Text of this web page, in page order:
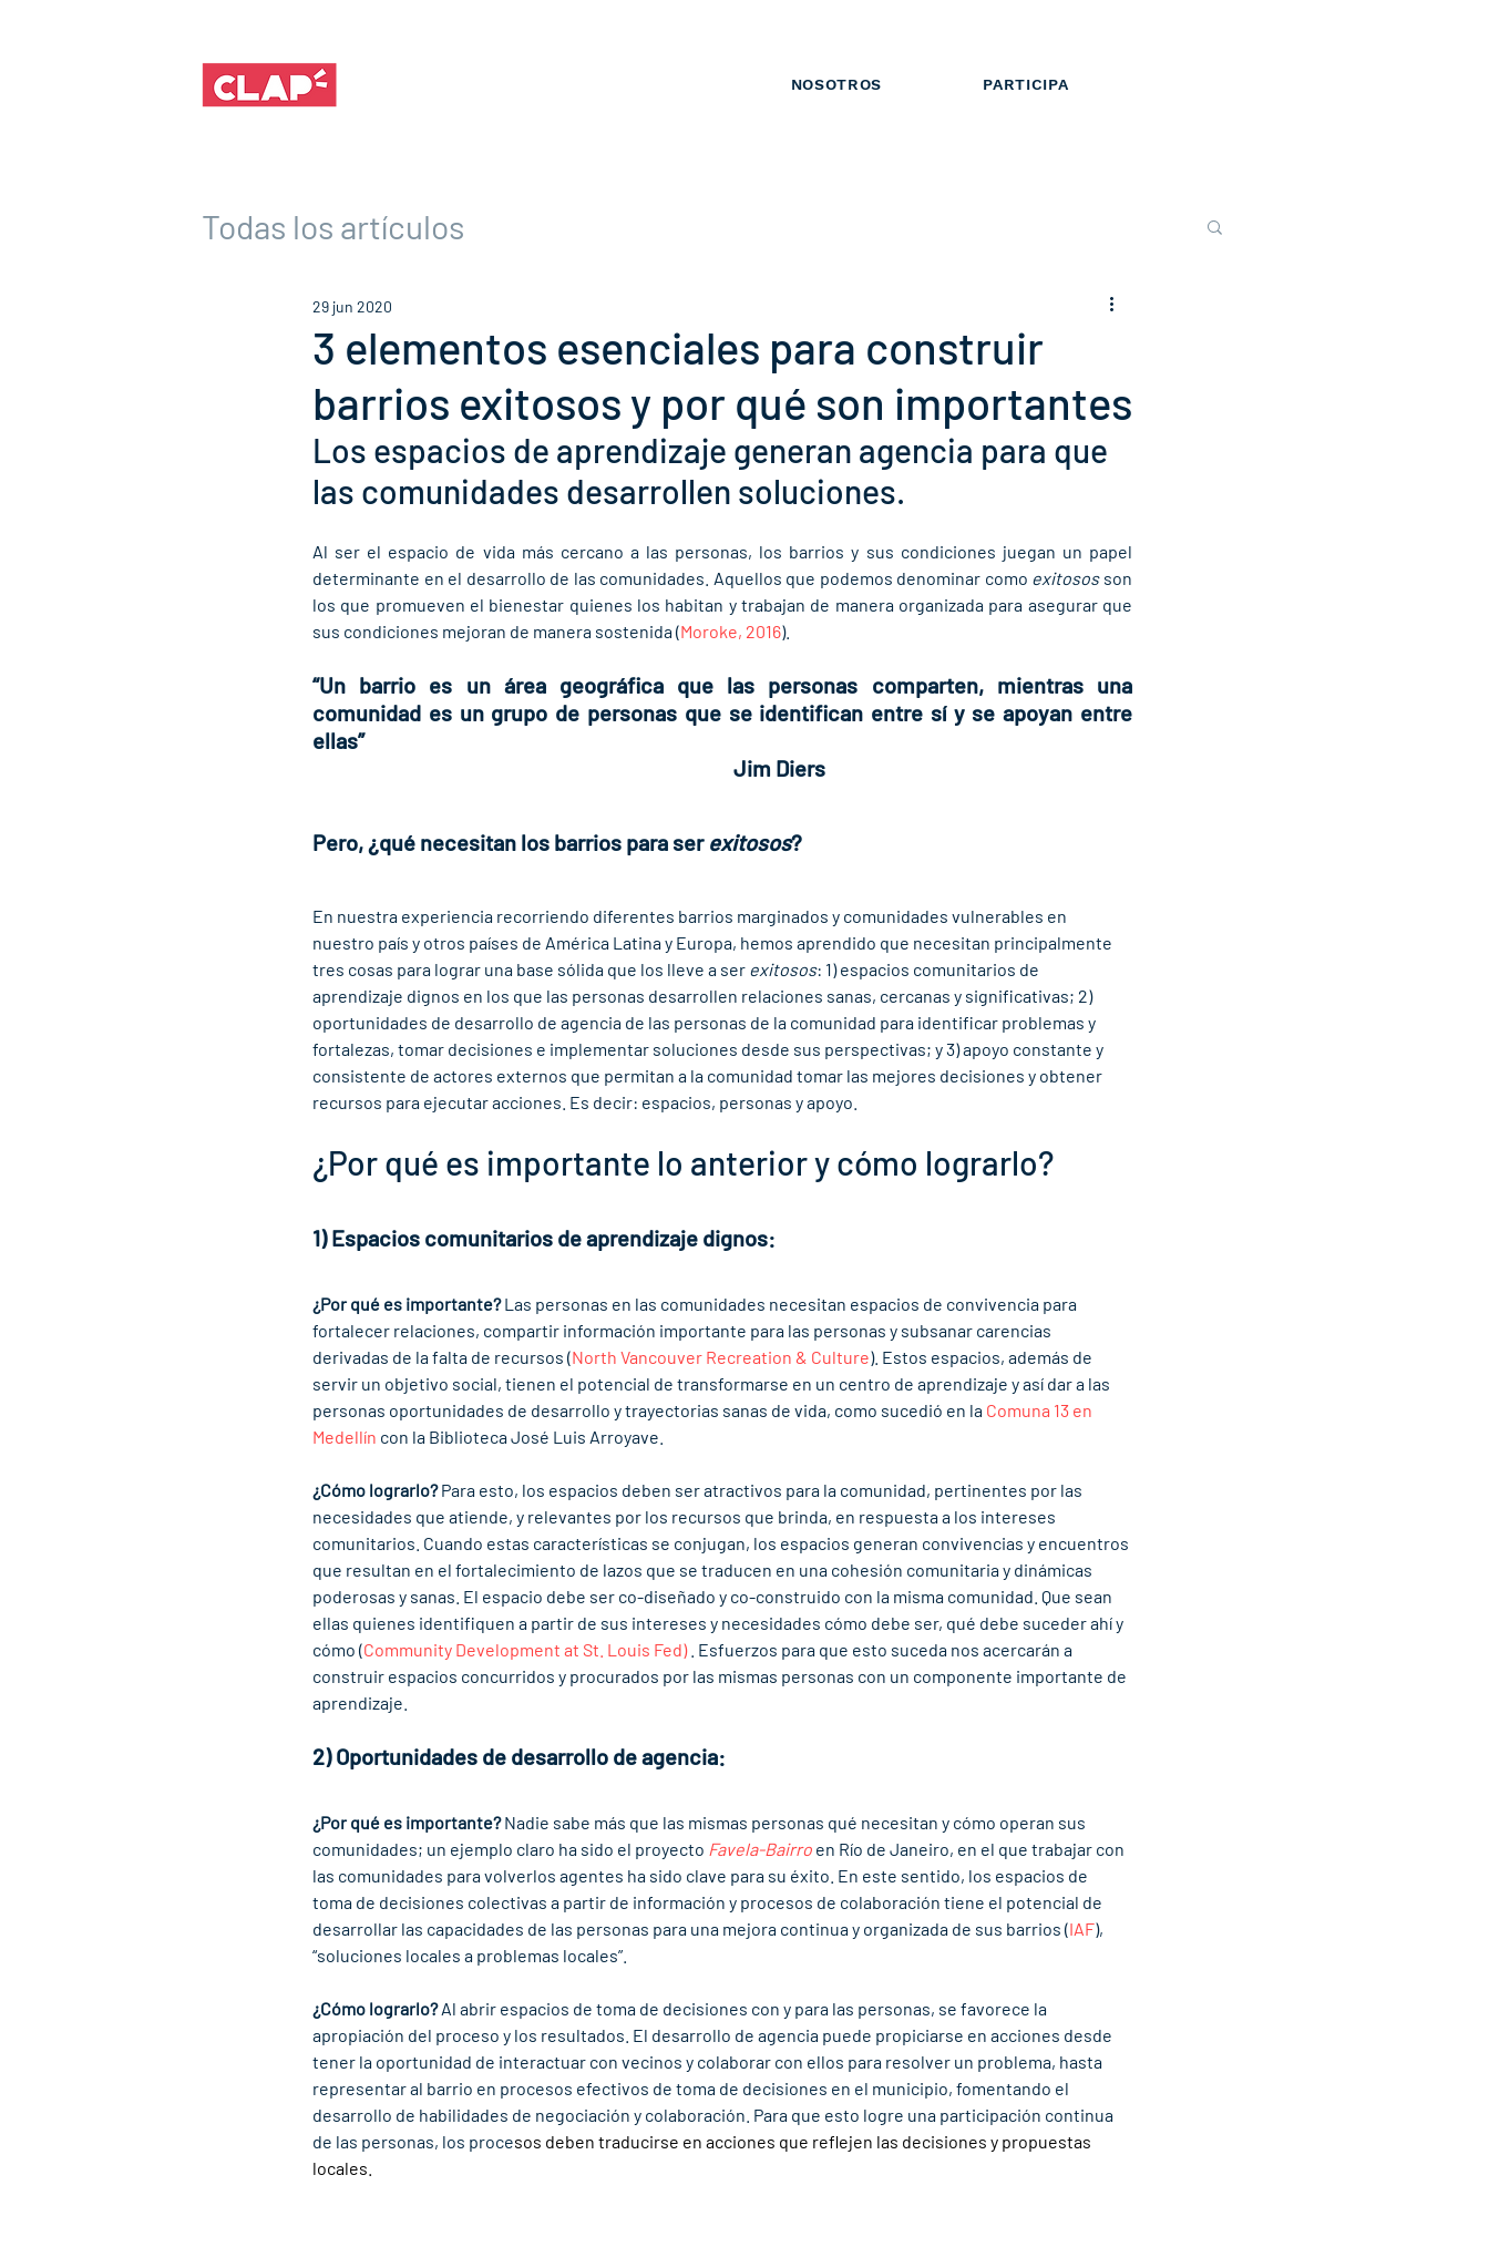
NOSOTROS PARTICIPA
Todas los artículos
3 elementos esenciales para construir
barrios exitosos y por qué son importantes
29 jun 2020
Los espacios de aprendizaje generan agencia para que
las comunidades desarrollen soluciones.
Al ser el espacio de vida más cercano a las personas, los barrios y sus condiciones juegan un papel
determinante en el desarrollo de las comunidades. Aquellos que podemos denominar como exitosos son
los que promueven el bienestar quienes los habitan y trabajan de manera organizada para asegurar que
sus condiciones mejoran de manera sostenida (Moroke, 2016).
“Un barrio es un área geográfica que las personas comparten, mientras una
comunidad es un grupo de personas que se identifican entre sí y se apoyan entre
ellas”
                                                                                               Jim Diers
Pero, ¿qué necesitan los barrios para ser exitosos?
En nuestra experiencia recorriendo diferentes barrios marginados y comunidades vulnerables en
nuestro país y otros países de América Latina y Europa, hemos aprendido que necesitan principalmente
tres cosas para lograr una base sólida que los lleve a ser exitosos: 1) espacios comunitarios de
aprendizaje dignos en los que las personas desarrollen relaciones sanas, cercanas y significativas; 2)
oportunidades de desarrollo de agencia de las personas de la comunidad para identificar problemas y
fortalezas, tomar decisiones e implementar soluciones desde sus perspectivas; y 3) apoyo constante y
consistente de actores externos que permitan a la comunidad tomar las mejores decisiones y obtener
recursos para ejecutar acciones. Es decir: espacios, personas y apoyo.
¿Por qué es importante lo anterior y cómo lograrlo?
1) Espacios comunitarios de aprendizaje dignos:
¿Por qué es importante? Las personas en las comunidades necesitan espacios de convivencia para
fortalecer relaciones, compartir información importante para las personas y subsanar carencias
derivadas de la falta de recursos (North Vancouver Recreation & Culture). Estos espacios, además de
servir un objetivo social, tienen el potencial de transformarse en un centro de aprendizaje y así dar a las
personas oportunidades de desarrollo y trayectorias sanas de vida, como sucedió en la Comuna 13 en
Medellín con la Biblioteca José Luis Arroyave.
¿Cómo lograrlo? Para esto, los espacios deben ser atractivos para la comunidad, pertinentes por las
necesidades que atiende, y relevantes por los recursos que brinda, en respuesta a los intereses
comunitarios. Cuando estas características se conjugan, los espacios generan convivencias y encuentros
que resultan en el fortalecimiento de lazos que se traducen en una cohesión comunitaria y dinámicas
poderosas y sanas. El espacio debe ser co-diseñado y co-construido con la misma comunidad. Que sean
ellas quienes identifiquen a partir de sus intereses y necesidades cómo debe ser, qué debe suceder ahí y
cómo (Community Development at St. Louis Fed) . Esfuerzos para que esto suceda nos acercarán a
construir espacios concurridos y procurados por las mismas personas con un componente importante de
aprendizaje.
2) Oportunidades de desarrollo de agencia:
¿Por qué es importante? Nadie sabe más que las mismas personas qué necesitan y cómo operan sus
comunidades; un ejemplo claro ha sido el proyecto Favela-Bairro en Río de Janeiro, en el que trabajar con
las comunidades para volverlos agentes ha sido clave para su éxito. En este sentido, los espacios de
toma de decisiones colectivas a partir de información y procesos de colaboración tiene el potencial de
desarrollar las capacidades de las personas para una mejora continua y organizada de sus barrios (IAF),
“soluciones locales a problemas locales”.
¿Cómo lograrlo? Al abrir espacios de toma de decisiones con y para las personas, se favorece la
apropiación del proceso y los resultados. El desarrollo de agencia puede propiciarse en acciones desde
tener la oportunidad de interactuar con vecinos y colaborar con ellos para resolver un problema, hasta
representar al barrio en procesos efectivos de toma de decisiones en el municipio, fomentando el
desarrollo de habilidades de negociación y colaboración. Para que esto logre una participación continua
de las personas, los procesos deben traducirse en acciones que reflejen las decisiones y propuestas
locales.